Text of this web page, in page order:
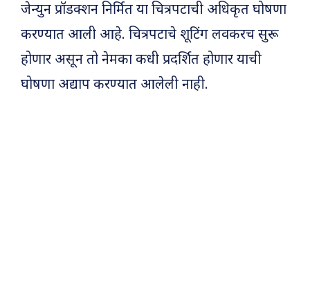
जेन्युन प्रॉडक्शन निर्मित या चित्रपटाची अधिकृत घोषणा
करण्यात आली आहे. चित्रपटाचे शूटिंग लवकरच सुरू
होणार असून तो नेमका कधी प्रदर्शित होणार याची
घोषणा अद्याप करण्यात आलेली नाही.